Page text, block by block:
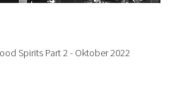
Spirits Part 2 - Oktober 2022